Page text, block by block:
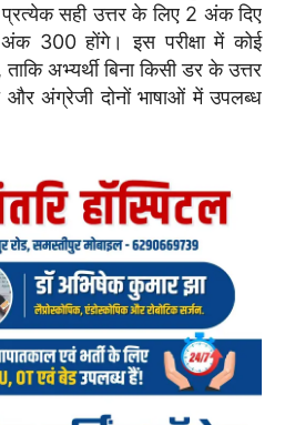
सही उत्तर के लिए 2 अंक दिए
300 होंगे। इस परीक्षा में कोई
ताकि अभ्यर्थी बिना किसी डर के उत्तर
अंग्रेजी दोनों भाषाओं में उपलब्ध